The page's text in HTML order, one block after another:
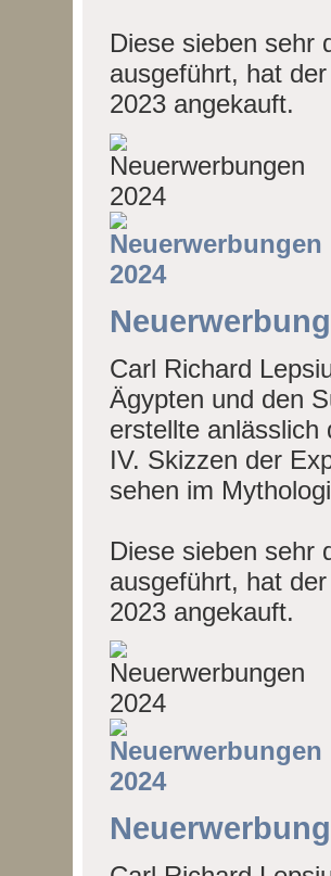
Diese sieben sehr
ausgeführt, hat
2023 angekauft.
Carl Richard
Ägypten und den
erstellte
IV. Skizzen der
sehen im
Diese sieben sehr
ausgeführt, hat
2023 angekauft.